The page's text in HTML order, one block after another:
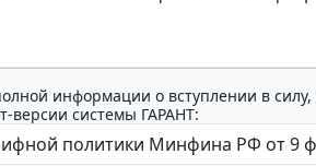
информации о вступлении в
версии системы ГАРАНТ: